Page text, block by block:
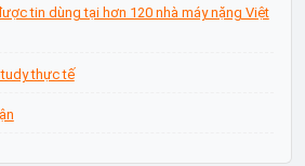
tin dùng tại hơn 120 nhà máy nặng Việt
thực tế